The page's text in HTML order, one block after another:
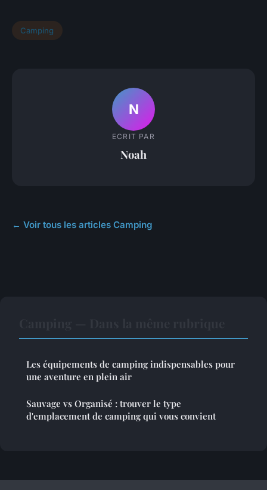
Camping
N
ECRIT PAR
Noah
← Voir tous les articles Camping
Les équipements de camping indispensables pour
une aventure en plein air
Sauvage vs Organisé : trouver le type
d'emplacement de camping qui vous convient